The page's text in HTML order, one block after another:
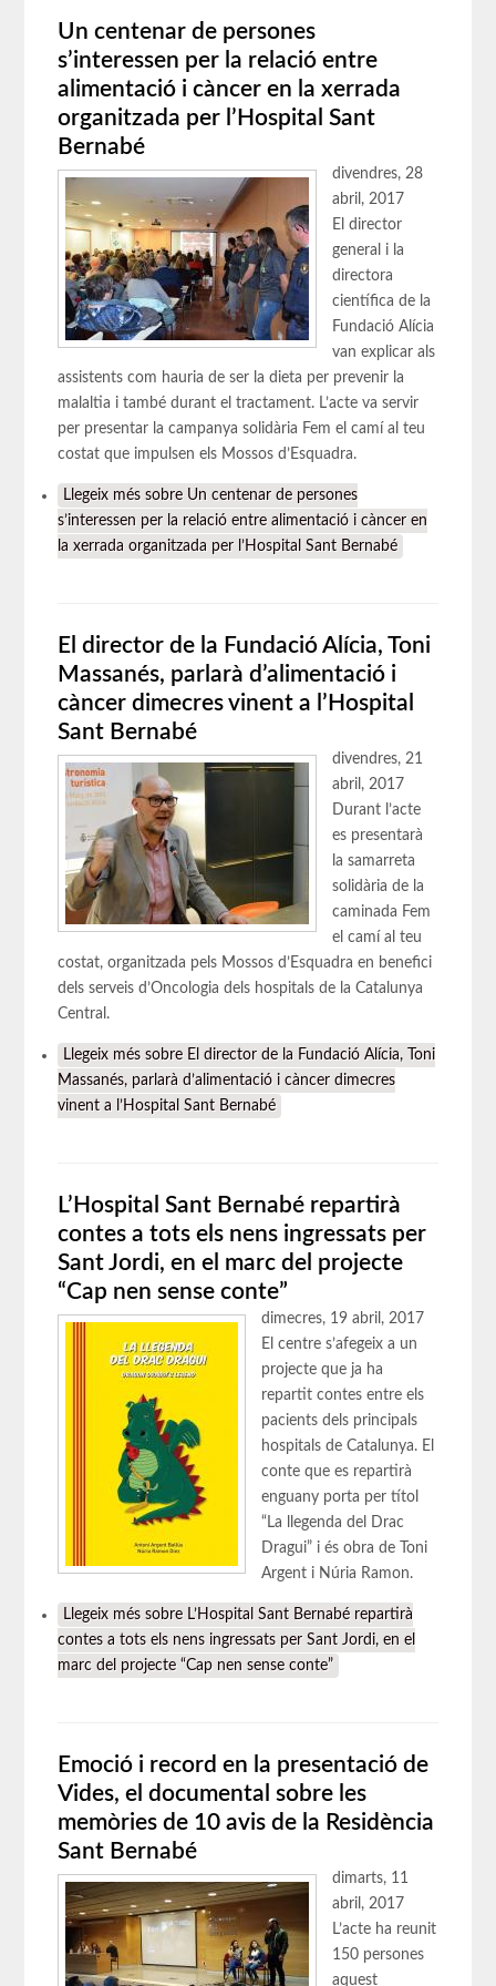
Un centenar de persones
s’interessen per la relació entre
alimentació i càncer en la xerrada
organitzada per l’Hospital Sant
Bernabé
divendres, 28
abril, 2017
El director
general i la
directora
científica de la
Fundació Alícia
van explicar als
assistents com hauria de ser la dieta per prevenir la
malaltia i també durant el tractament. L’acte va servir
per presentar la campanya solidària Fem el camí al teu
costat que impulsen els Mossos d’Esquadra.
Llegeix més sobre Un centenar de persones
s’interessen per la relació entre alimentació i càncer en
la xerrada organitzada per l’Hospital Sant Bernabé
El director de la Fundació Alícia, Toni
Massanés, parlarà d’alimentació i
càncer dimecres vinent a l’Hospital
Sant Bernabé
divendres, 21
abril, 2017
Durant l’acte
es presentarà
la samarreta
solidària de la
caminada Fem
el camí al teu
costat, organitzada pels Mossos d’Esquadra en benefici
dels serveis d’Oncologia dels hospitals de la Catalunya
Central.
Llegeix més sobre El director de la Fundació Alícia, Toni
Massanés, parlarà d’alimentació i càncer dimecres
vinent a l’Hospital Sant Bernabé
L’Hospital Sant Bernabé repartirà
contes a tots els nens ingressats per
Sant Jordi, en el marc del projecte
“Cap nen sense conte”
dimecres, 19 abril, 2017
El centre s’afegeix a un
projecte que ja ha
repartit contes entre els
pacients dels principals
hospitals de Catalunya. El
conte que es repartirà
enguany porta per títol
“La llegenda del Drac
Dragui” i és obra de Toni
Argent i Núria Ramon.
Llegeix més sobre L’Hospital Sant Bernabé repartirà
contes a tots els nens ingressats per Sant Jordi, en el
marc del projecte “Cap nen sense conte”
Emoció i record en la presentació de
Vides, el documental sobre les
memòries de 10 avis de la Residència
Sant Bernabé
dimarts, 11
abril, 2017
L’acte ha reunit
150 persones
aquest